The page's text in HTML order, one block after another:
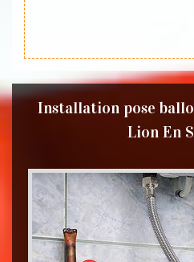
Installation pose
Lion En